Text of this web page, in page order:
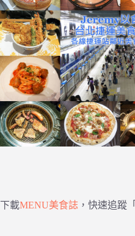
下載MENU美食誌 ，快速追蹤「